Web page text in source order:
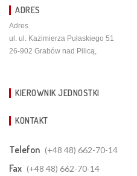
ADRES
Adres
ul. ul. Kazimierza Pułaskiego 51
26-902 Grabów nad Pilicą,
KIEROWNIK JEDNOSTKI
KONTAKT
Telefon (+48 48) 662-70-14
Fax (+48 48) 662-70-14